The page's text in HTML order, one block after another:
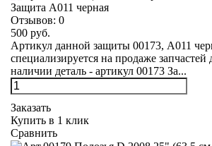
Защита А011 черная
Отзывов: 0
500 руб.
Артикул данной защиты 00173, А011
специализируется на продаже
наличии деталь - артикул 00173 За...
Заказать
Купить в 1 клик
Сравнить